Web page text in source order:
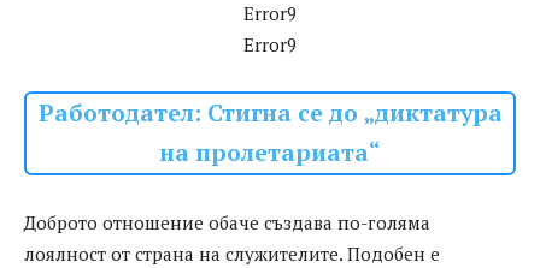
Error9
Error9
Работодател: Стигна се до „диктатура
на пролетариата“
Доброто отношение обаче създава по-голяма
лоялност от страна на служителите. Подобен е